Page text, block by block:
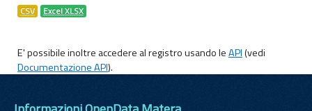
CSV Excel XLSX
E' possibile inoltre accedere al registro usando leAPI(vedi
Documentazione API).